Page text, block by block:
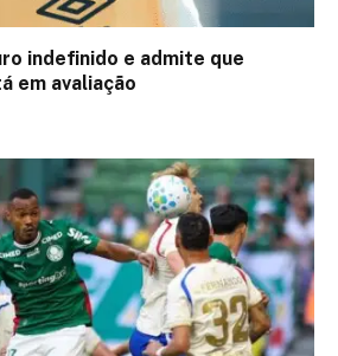
indefinido e admite que
em avaliação